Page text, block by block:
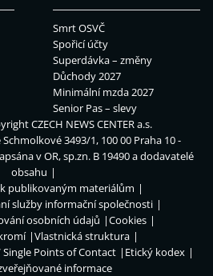
Smrt OSVČ
Spořicí účty
Superdávka – změny
Důchody 2027
Minimální mzda 2027
Senior Pas – slevy
CZECH NEWS CENTER a.s.
3493/1, 100 00 Praha 10 -
v OR, sp.zn. B 19490 a dodavatelé
obsahu
publikovaným materiálům
služby informační společnosti
osobních údajů
Cookies
Vlastnická struktura
Points of Contact
Etický kodex
informace